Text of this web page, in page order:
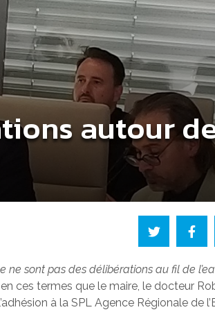
autour
sont pas des délibérations au fil de
en ces termes que le maire, le docteur
à la SPL Agence Régionale de